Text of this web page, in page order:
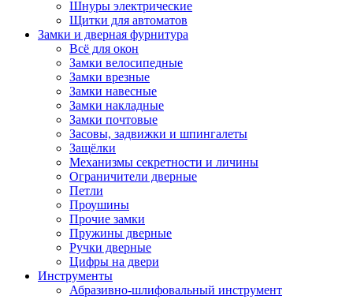
Шнуры электрические
Щитки для автоматов
Замки и дверная фурнитура
Всё для окон
Замки велосипедные
Замки врезные
Замки навесные
Замки накладные
Замки почтовые
Засовы, задвижки и шпингалеты
Защёлки
Механизмы секретности и личины
Ограничители дверные
Петли
Проушины
Прочие замки
Пружины дверные
Ручки дверные
Цифры на двери
Инструменты
Абразивно-шлифовальный инструмент